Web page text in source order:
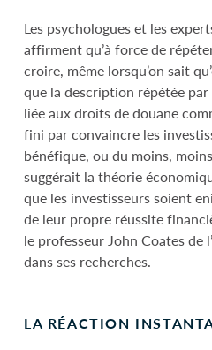
Les psychologues et les
affirment qu’à force de
croire, même lorsqu’on sait
que la description répétée
liée aux droits de douane
fini par convaincre les
bénéfique, ou du moins,
suggérait la théorie
que les investisseurs soient
de leur propre réussite
le professeur John Coates de
dans ses recherches.
LA RÉACTION